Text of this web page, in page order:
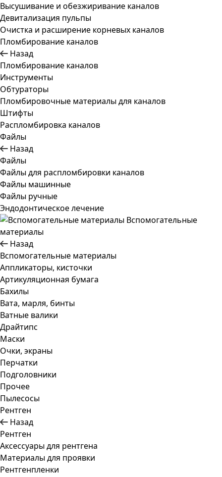
Высушивание и обезжиривание каналов
Девитализация пульпы
Очистка и расширение корневых каналов
Пломбирование каналов
Назад
Пломбирование каналов
Инструменты
Обтураторы
Пломбировочные материалы для каналов
Штифты
Распломбировка каналов
Файлы
Назад
Файлы
Файлы для распломбировки каналов
Файлы машинные
Файлы ручные
Эндодонтическое лечение
Вспомогательные
материалы
Назад
Вспомогательные материалы
Аппликаторы, кисточки
Артикуляционная бумага
Бахилы
Вата, марля, бинты
Ватные валики
Драйтипс
Маски
Очки, экраны
Перчатки
Подголовники
Прочее
Пылесосы
Рентген
Назад
Рентген
Аксессуары для рентгена
Материалы для проявки
Рентгенпленки